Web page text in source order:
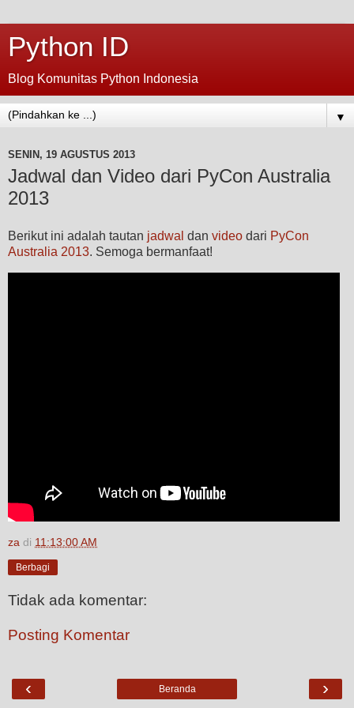
Python ID
Blog Komunitas Python Indonesia
▼
SENIN, 19 AGUSTUS 2013
Jadwal dan Video dari PyCon Australia
2013
Berikut ini adalah tautan jadwal dan video dari PyCon
Australia 2013. Semoga bermanfaat!
za di 11:13:00 AM
Berbagi
Tidak ada komentar:
Posting Komentar
‹ ›
Beranda